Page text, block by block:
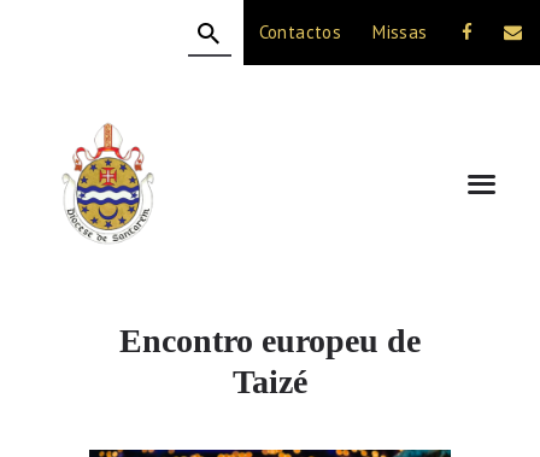
Contactos Missas
Encontro europeu de
Taizé
A DIOCESE
CELEBRAÇÃO
VIDA CRISTÃ
NOTÍCIAS